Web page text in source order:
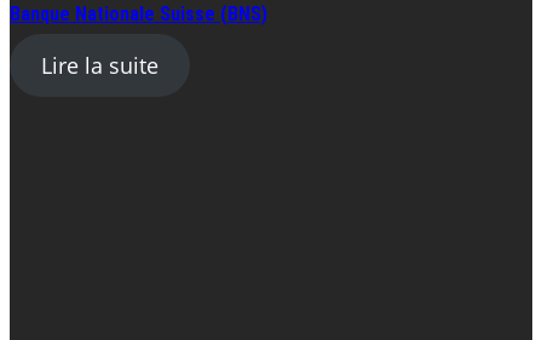
Banque Nationale Suisse (BNS)
Lire la suite